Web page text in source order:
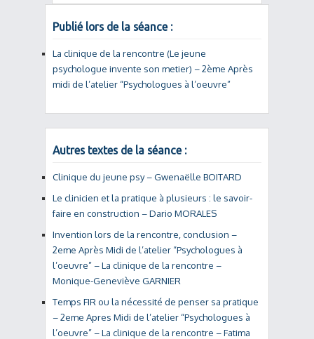
Publié lors de la séance :
La clinique de la rencontre (Le jeune
psychologue invente son metier) – 2ème Après
midi de l’atelier “Psychologues à l’oeuvre”
Autres textes de la séance :
Clinique du jeune psy – Gwenaëlle BOITARD
Le clinicien et la pratique à plusieurs : le savoir-
faire en construction – Dario MORALES
Invention lors de la rencontre, conclusion –
2eme Après Midi de l’atelier “Psychologues à
l’oeuvre” – La clinique de la rencontre –
Monique-Geneviève GARNIER
Temps FIR ou la nécessité de penser sa pratique
– 2eme Apres Midi de l’atelier “Psychologues à
l’oeuvre” – La clinique de la rencontre – Fatima